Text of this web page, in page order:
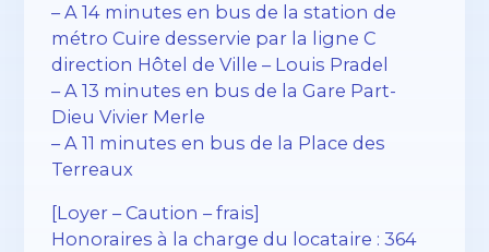
– A 14 minutes en bus de la station de
métro Cuire desservie par la ligne C
direction Hôtel de Ville – Louis Pradel
– A 13 minutes en bus de la Gare Part-
Dieu Vivier Merle
– A 11 minutes en bus de la Place des
Terreaux
[Loyer – Caution – frais]
Honoraires à la charge du locataire : 364